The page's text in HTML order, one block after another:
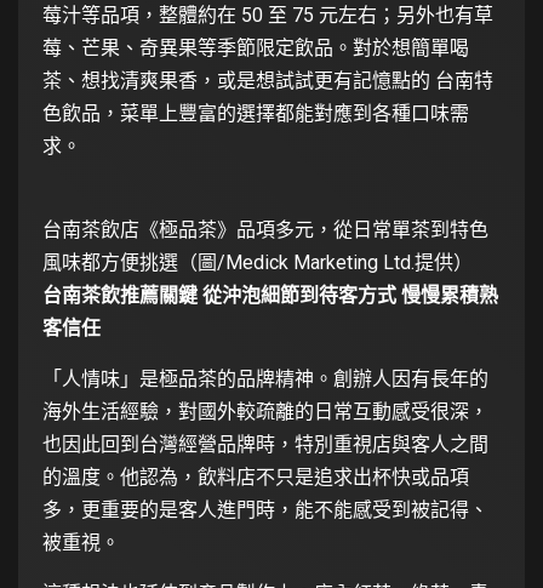
莓汁等品項，整體約在 50 至 75 元左右；另外也有草
莓、芒果、奇異果等季節限定飲品。對於想簡單喝
茶、想找清爽果香，或是想試試更有記憶點的 台南特
色飲品，菜單上豐富的選擇都能對應到各種口味需
求。
台南茶飲店《極品茶》品項多元，從日常單茶到特色
風味都方便挑選（圖/Medick Marketing Ltd.提供）
台南茶飲推薦關鍵 從沖泡細節到待客方式 慢慢累積熟
客信任
「人情味」是極品茶的品牌精神。創辦人因有長年的
海外生活經驗，對國外較疏離的日常互動感受很深，
也因此回到台灣經營品牌時，特別重視店與客人之間
的溫度。他認為，飲料店不只是追求出杯快或品項
多，更重要的是客人進門時，能不能感受到被記得、
被重視。